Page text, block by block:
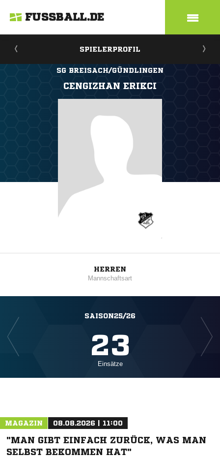
FUSSBALL.DE
SPIELERPROFIL
SG BREISACH/GÜNDLINGEN
CENGIZHAN ERIKCI
HERREN
Mannschaftsart
SAISON25/26
23
Einsätze
MAGAZIN 08.08.2026 | 11:00
"MAN GIBT EINFACH ZURÜCK, WAS MAN
SELBST BEKOMMEN HAT"